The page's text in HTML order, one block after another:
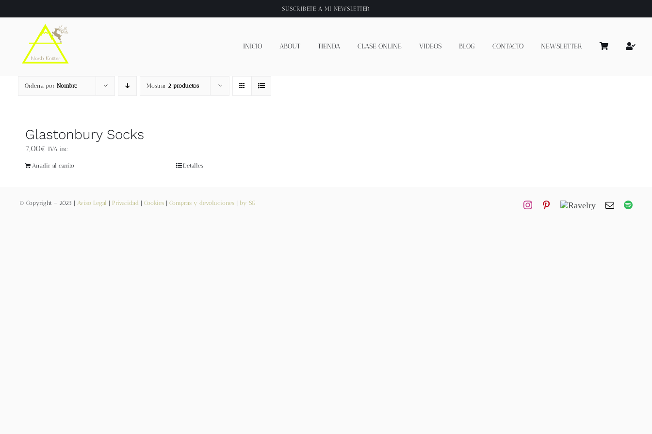
al
SUSCRÍBETE A MI NEWSLETTER
INICIO ABOUT TIENDA CLASE ONLINE VIDEOS BLOG CONTACTO NEWSLETTER
Ordena por Nombre Mostrar 2 productos
Glastonbury Socks
7,00€ IVA inc.
Añadir al carrito Detalles
© Copyright – 2023 | Aviso Legal Privacidad Cookies| Compras y devoluciones| by SG